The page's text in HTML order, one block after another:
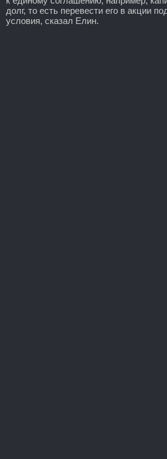
долг, то есть перевести его в акции
условия, сказал Елин.